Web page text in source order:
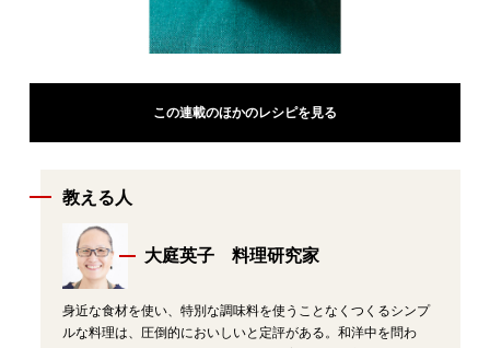
この連載のほかのレシピを見る
教える人
大庭英子 料理研究家
身近な食材を使い、特別な調味料を使うことなくつくるシンプ
ルな料理は、圧倒的においしいと定評がある。和洋中を問わ